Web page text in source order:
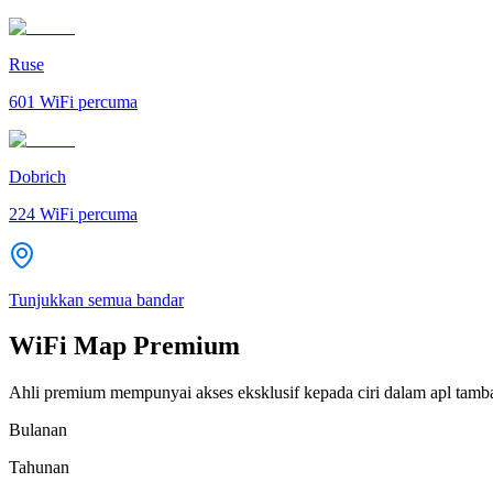
Ruse
601 WiFi percuma
Dobrich
224 WiFi percuma
Tunjukkan semua bandar
WiFi Map Premium
Ahli premium mempunyai akses eksklusif kepada ciri dalam apl
Bulanan
Tahunan